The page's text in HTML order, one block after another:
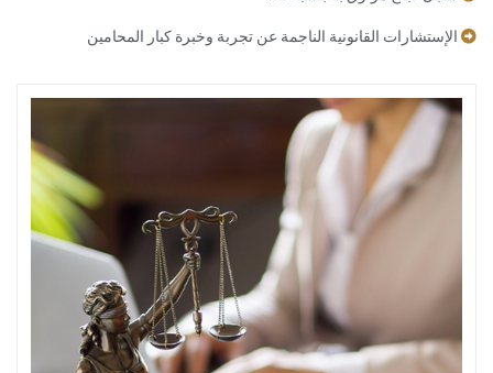
الإستشارات القانونية الناجمة عن تجربة وخبرة كبار المحامين